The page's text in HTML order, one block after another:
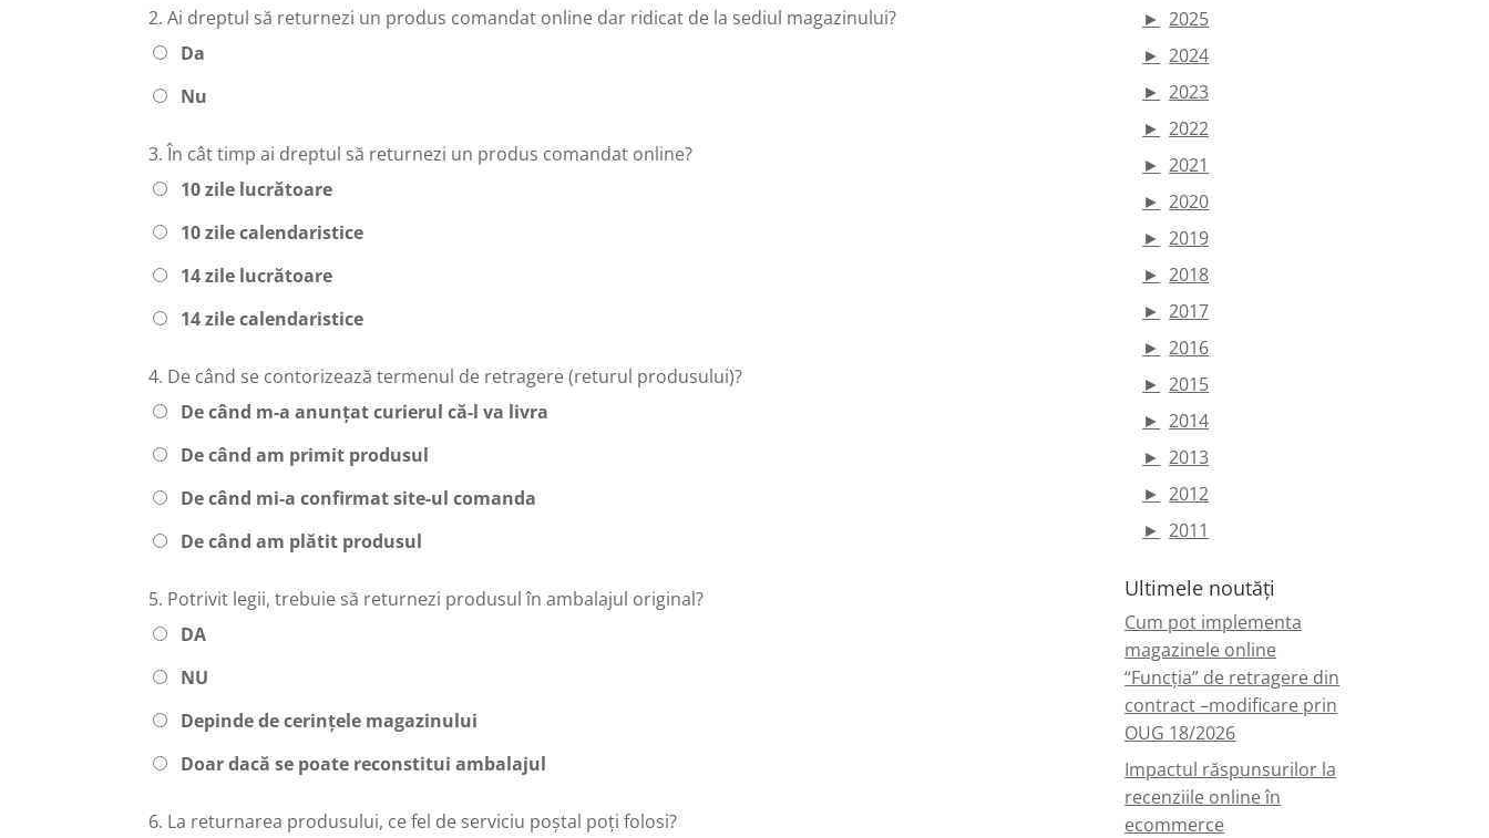
2.Ai dreptul să returnezi un produs comandat online dar ridicat de la sediul magazinului?
Da
Nu
3.În cât timp ai dreptul să returnezi un produs comandat online?
10 zile lucrătoare
10 zile calendaristice
14 zile lucrătoare
14 zile calendaristice
4. De când se contorizează termenul de retragere (returul produsului)?
De când m-a anunțat curierul că-l va livra
De când am primit produsul
De când mi-a confirmat site-ul comanda
De când am plătit produsul
5. Potrivit legii, trebuie să returnezi produsul în ambalajul original?
DA
NU
Depinde de cerințele magazinului
Doar dacă se poate reconstitui ambalajul
6. La returnarea produsului, ce fel de serviciu poștal poți folosi?
► 2025
► 2024
► 2023
► 2022
► 2021
► 2020
► 2019
► 2018
► 2017
► 2016
► 2015
► 2014
► 2013
► 2012
► 2011
Ultimele noutăți
Cum pot implementa
magazinele online
“Funcția” de retragere din
contract –modificare prin
OUG 18/2026
Impactul răspunsurilor la
recenziile online în
ecommerce